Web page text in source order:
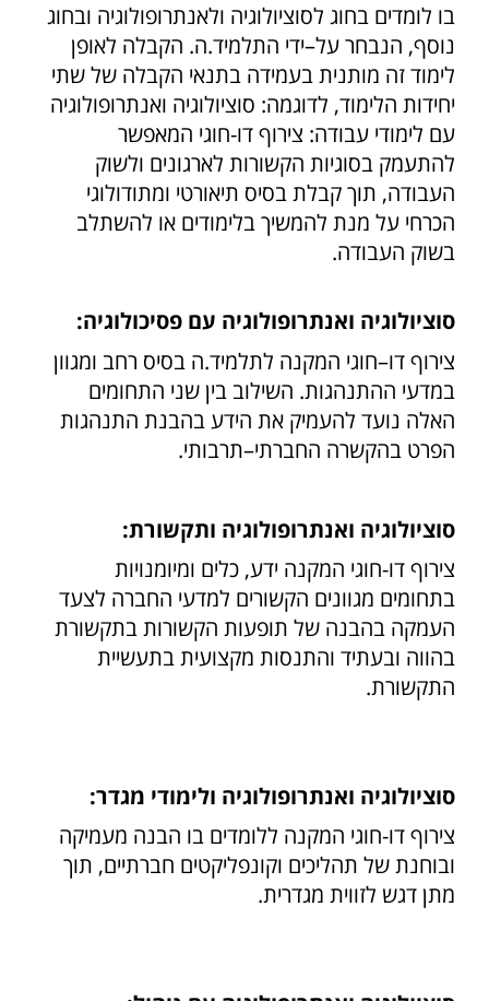
בו לומדים בחוג לסוציולוגיה ולאנתרופולוגיה ובחוג
נוסף, הנבחר על–ידי התלמיד.ה. הקבלה לאופן
לימוד זה מותנית בעמידה בתנאי הקבלה של שתי
יחידות הלימוד, לדוגמה: סוציולוגיה ואנתרופולוגיה
עם לימודי עבודה: צירוף דו-חוגי המאפשר
להתעמק בסוגיות הקשורות לארגונים ולשוק
העבודה, תוך קבלת בסיס תיאורטי ומתודולוגי
הכרחי על מנת להמשיך בלימודים או להשתלב
בשוק העבודה.
סוציולוגיה ואנתרופולוגיה עם פסיכולוגיה:
צירוף דו–חוגי המקנה לתלמיד.ה בסיס רחב ומגוון
במדעי ההתנהגות. השילוב בין שני התחומים
האלה נועד להעמיק את הידע בהבנת התנהגות
הפרט בהקשרה החברתי–תרבותי.
סוציולוגיה ואנתרופולוגיה ותקשורת:
צירוף דו-חוגי המקנה ידע, כלים ומיומנויות
בתחומים מגוונים הקשורים למדעי החברה לצעד
העמקה בהבנה של תופעות הקשורות בתקשורת
בהווה ובעתיד והתנסות מקצועית בתעשיית
התקשורת.
סוציולוגיה ואנתרופולוגיה ולימודי מגדר:
צירוף דו-חוגי המקנה ללומדים בו הבנה מעמיקה
ובוחנת של תהליכים וקונפליקטים חברתיים, תוך
מתן דגש לזווית מגדרית.